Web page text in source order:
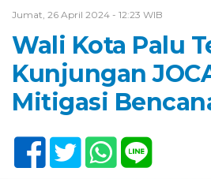
Jumat, 26 April 2024 - 12:23 WIB
Wali Kota Palu
Kunjungan
Mitigasi